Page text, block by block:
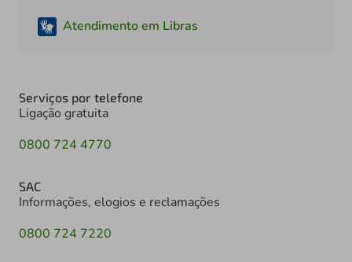
Atendimento em Libras
Serviços por telefone
Ligação gratuita
0800 724 4770
SAC
Informações, elogios e reclamações
0800 724 7220